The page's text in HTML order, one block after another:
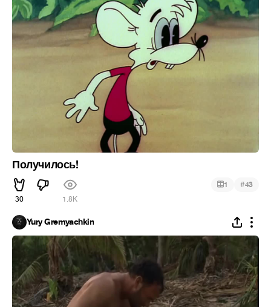
Получилось!
30 1.8K
1 #43
Yury Gremyachkin